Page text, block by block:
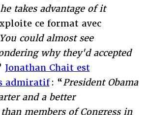
takes advantage of it
ce format avec
You could almost see
why they'd accepted
Jonathan Chait est
admiratif: “President Obama
and a better
members of Congress in